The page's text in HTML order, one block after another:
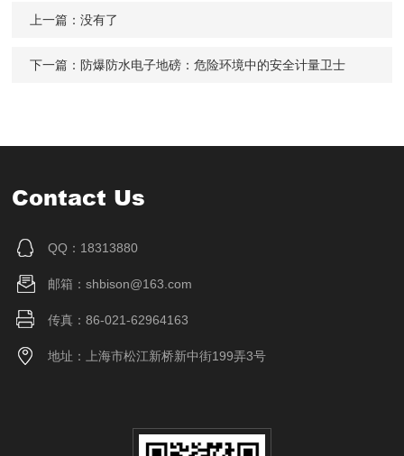
上一篇：没有了
下一篇： 防爆防水电子地磅：危险环境中的安全计量卫士
Contact Us
QQ：18313880
邮箱：shbison@163.com
传真：86-021-62964163
地址：上海市松江新桥新中街199弄3号